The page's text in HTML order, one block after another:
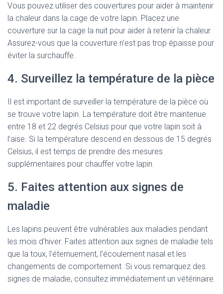
Vous pouvez utiliser des couvertures pour aider à maintenir
la chaleur dans la cage de votre lapin. Placez une
couverture sur la cage la nuit pour aider à retenir la chaleur.
Assurez-vous que la couverture n’est pas trop épaisse pour
éviter la surchauffe.
4. Surveillez la température de la pièce
Il est important de surveiller la température de la pièce où
se trouve votre lapin. La température doit être maintenue
entre 18 et 22 degrés Celsius pour que votre lapin soit à
l’aise. Si la température descend en dessous de 15 degrés
Celsius, il est temps de prendre des mesures
supplémentaires pour chauffer votre lapin.
5. Faites attention aux signes de
maladie
Les lapins peuvent être vulnérables aux maladies pendant
les mois d’hiver. Faites attention aux signes de maladie tels
que la toux, l’éternuement, l’écoulement nasal et les
changements de comportement. Si vous remarquez des
signes de maladie, consultez immédiatement un vétérinaire.